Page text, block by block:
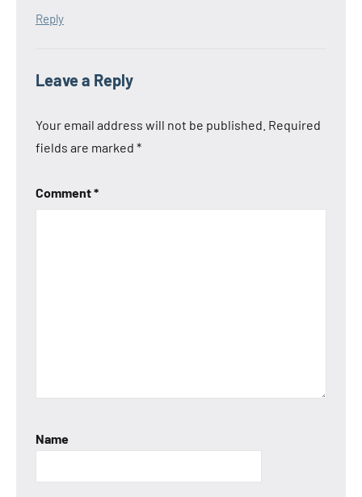
Reply
Leave a Reply
Your email address will not be published. Required
fields are marked *
Comment*
Name